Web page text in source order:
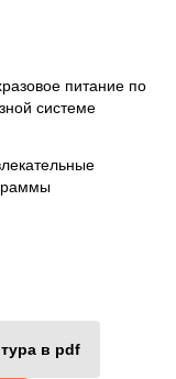
питание по
системе
в pdf